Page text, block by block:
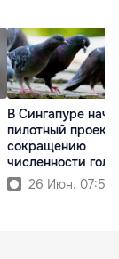
В Сингапуре
пилотный проект
сокращению
численности
26 Июн. 07:52